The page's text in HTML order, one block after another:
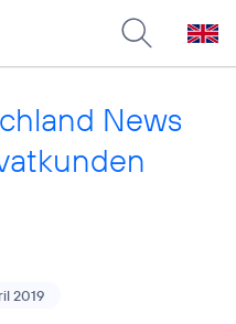
News
2019